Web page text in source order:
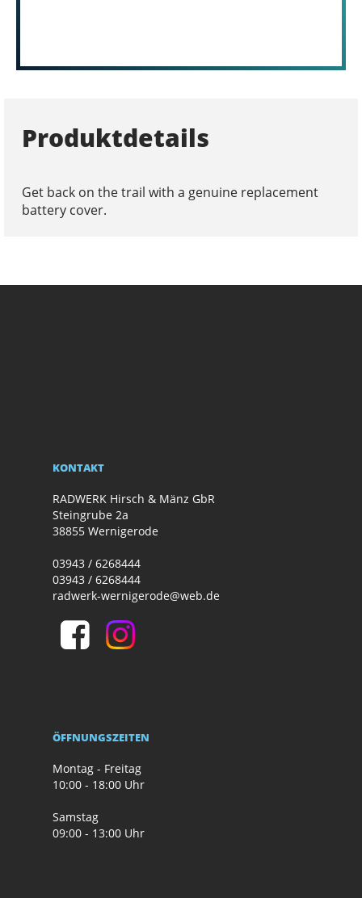
Produktdetails
Get back on the trail with a genuine replacement
battery cover.
KONTAKT
RADWERK Hirsch & Mänz GbR
Steingrube 2a
38855 Wernigerode
03943 / 6268444
03943 / 6268444
radwerk-wernigerode@web.de
ÖFFNUNGSZEITEN
Montag - Freitag
10:00 - 18:00 Uhr
Samstag
09:00 - 13:00 Uhr